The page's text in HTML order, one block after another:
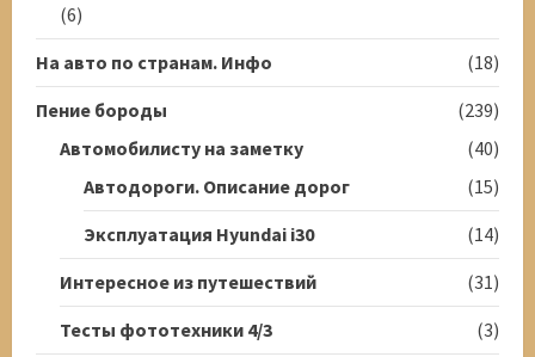
(6)
На авто по странам. Инфо
(18)
Пение бороды
(239)
Автомобилисту на заметку
(40)
Автодороги. Описание дорог
(15)
Эксплуатация Hyundai i30
(14)
Интересное из путешествий
(31)
Тесты фототехники 4/3
(3)